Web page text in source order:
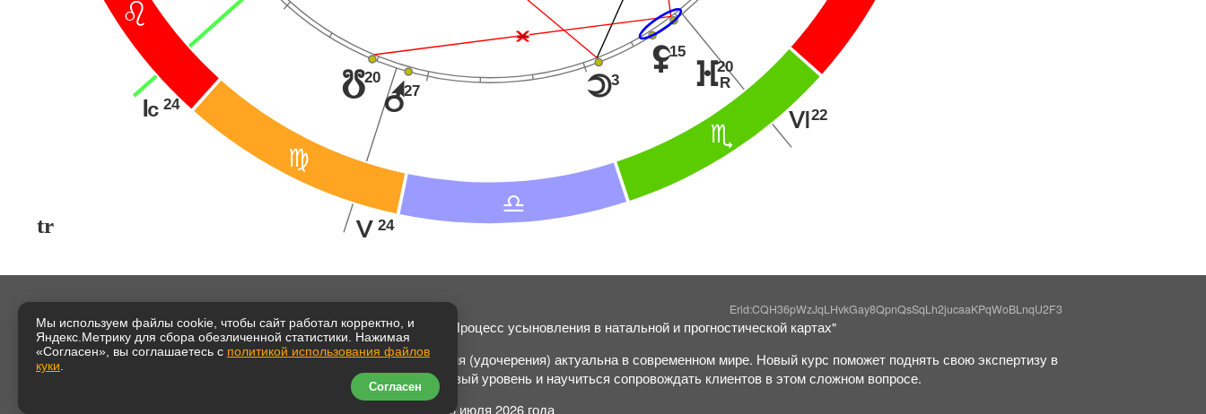
?
@
A
B
24
J
24
K
22
L
y20
r27 o3
z15
}20
R
Ë
tr
Erid:CQH36pWzJqLHvkGay8QpnQsSqLh2jucaaKPqWoBLnqU2F3
Таша Игошина: "Процесс усыновления в натальной и прогностической картах"
Тема усыновления (удочерения) актуальна в современном мире. Новый курс поможет поднять свою экспертизу в
астрологии на новый уровень и научиться сопровождать клиентов в этом сложном вопросе.
Начало курса: 16 июля 2026 года
Мы используем файлы cookie, чтобы сайт работал корректно, и
Яндекс.Метрику для сбора обезличенной статистики. Нажимая
«Согласен», вы соглашаетесь с политикой использования файлов
куки
Согласен